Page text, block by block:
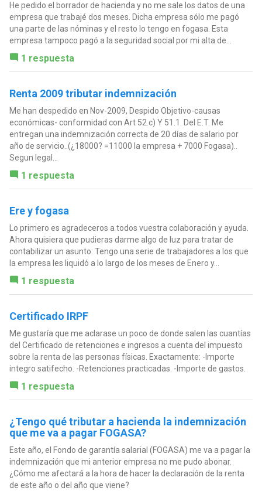
He pedido el borrador de hacienda y no me sale los datos de una
empresa que trabajé dos meses. Dicha empresa sólo me pagó
una parte de las nóminas y el resto lo tengo en fogasa. Esta
empresa tampoco pagó a la seguridad social por mi alta de...
1 respuesta
Renta 2009 tributar indemnización
Me han despedido en Nov-2009, Despido Objetivo-causas
económicas- conformidad con Art 52.c) Y 51.1. Del E.T. Me
entregan una indemnización correcta de 20 días de salario por
año de servicio..(¿18000? =11000 la empresa + 7000 Fogasa)..
Segun legal...
1 respuesta
Ere y fogasa
Lo primero es agradeceros a todos vuestra colaboración y ayuda.
Ahora quisiera que pudieras darme algo de luz para tratar de
contabilizar un asunto: Tengo una serie de trabajadores a los que
la empresa les liquidó a lo largo de los meses de Enero y...
1 respuesta
Certificado IRPF
Me gustaría que me aclarase un poco de donde salen las cuantías
del Certificado de retenciones e ingresos a cuenta del impuesto
sobre la renta de las personas físicas. Exactamente: -Importe
integro satifecho. -Retenciones practicadas. -Importe de gastos.
1 respuesta
¿Tengo qué tributar a hacienda la indemnización
que me va a pagar FOGASA?
Este año, el Fondo de garantía salarial (FOGASA) me va a pagar la
indemnización que mi anterior empresa no me pudo abonar.
¿Cómo me afectará a la hora de hacer la declaración de la renta
de este año o del año que viene?